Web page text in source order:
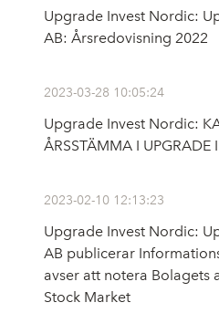
Upgrade Invest Nordic:
AB: Årsredovisning 2022
2023-03-28 10:05:24
Upgrade Invest Nordic:
ÅRSSTÄMMA I UPGRADE
2023-02-10 12:13:23
Upgrade Invest Nordic:
AB publicerar
avser att notera Bolagets
Stock Market